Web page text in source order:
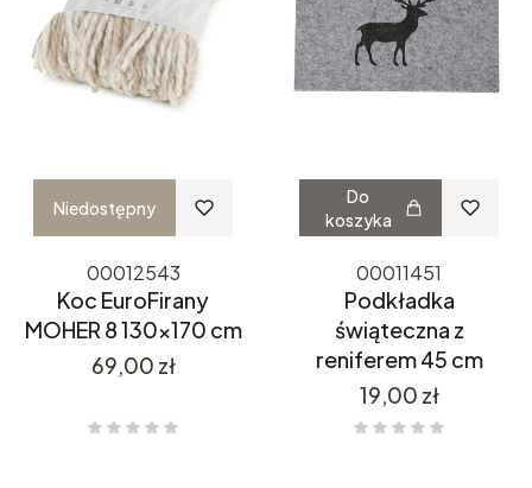
Niedostępny
00012543
Koc EuroFirany
MOHER 8 130x170 cm
Cena
69,00 zł
Do
koszyka
00011451
Podkładka
świąteczna z
reniferem 45 cm
Cena
19,00 zł